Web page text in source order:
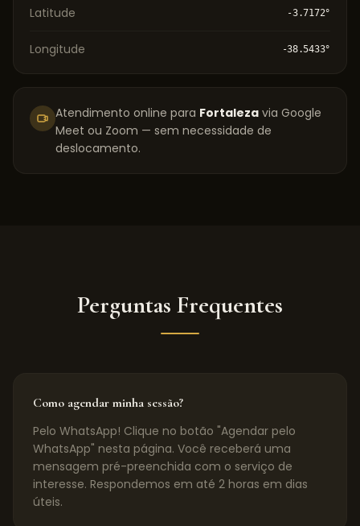
Latitude -3.7172°
Longitude -38.5433°
Atendimento online para Fortaleza via Google
Meet ou Zoom — sem necessidade de
deslocamento.
Perguntas Frequentes
Como agendar minha sessão?
Pelo WhatsApp! Clique no botão "Agendar pelo
WhatsApp" nesta página. Você receberá uma
mensagem pré-preenchida com o serviço de
interesse. Respondemos em até 2 horas em dias
úteis.